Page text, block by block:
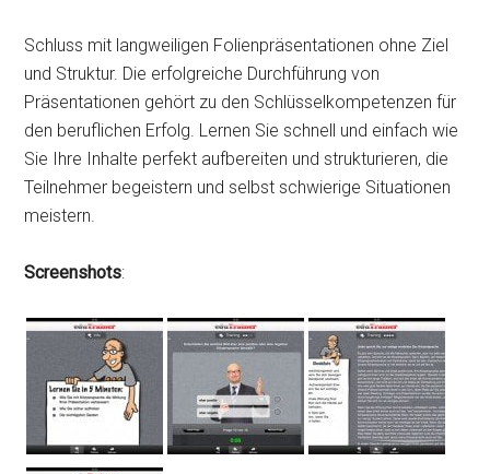
Schluss mit langweiligen Folienpräsentationen ohne Ziel
und Struktur. Die erfolgreiche Durchführung von
Präsentationen gehört zu den Schlüsselkompetenzen für
den beruflichen Erfolg. Lernen Sie schnell und einfach wie
Sie Ihre Inhalte perfekt aufbereiten und strukturieren, die
Teilnehmer begeistern und selbst schwierige Situationen
meistern.
Screenshots: